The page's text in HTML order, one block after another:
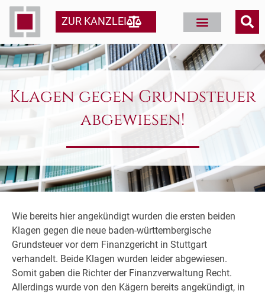
ZUR KANZLEI
Klagen gegen Grundsteuer
abgewiesen!
Wie bereits hier angekündigt wurden die ersten beiden
Klagen gegen die neue baden-württembergische
Grundsteuer vor dem Finanzgericht in Stuttgart
verhandelt. Beide Klagen wurden leider abgewiesen.
Somit gaben die Richter der Finanzverwaltung Recht.
Allerdings wurde von den Kägern bereits angekündigt, in